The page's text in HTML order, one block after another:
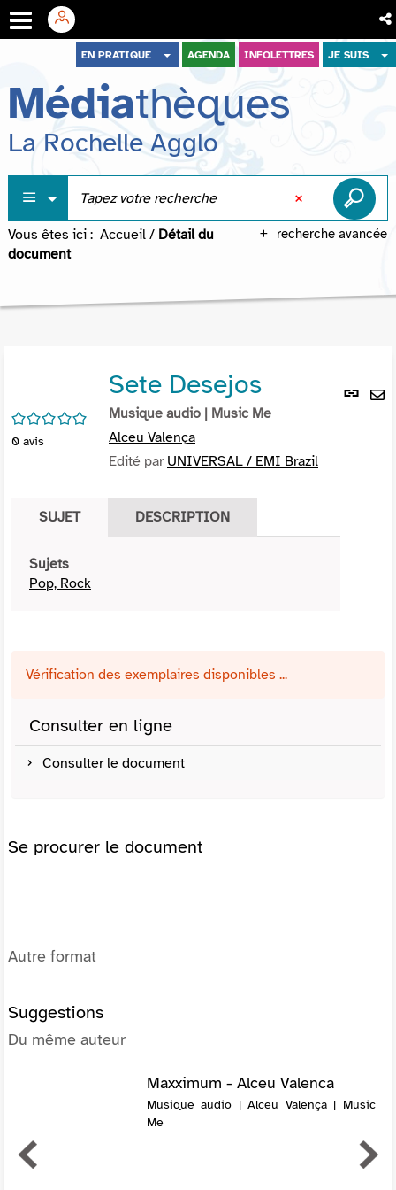
menu
contenu
recherche
EN PRATIQUE AGENDA INFOLETTRES JE SUIS
Médiathèques
La Rochelle Agglo
recherche avancée
Vous êtes ici : Accueil / Détail du
document
Lien
/5
0 avis
Sete Desejos
Musique audio | Music Me
Alceu Valença
Edité par UNIVERSAL / EMI Brazil
SUJET DESCRIPTION
Sujets
Pop, Rock
Vérification des exemplaires disponibles ...
Consulter en ligne
Consulter le document
Se procurer le document
Autre format
Suggestions
Du même auteur
Maxximum - Alceu Valenca
Musique audio | Alceu Valença | Music
Me